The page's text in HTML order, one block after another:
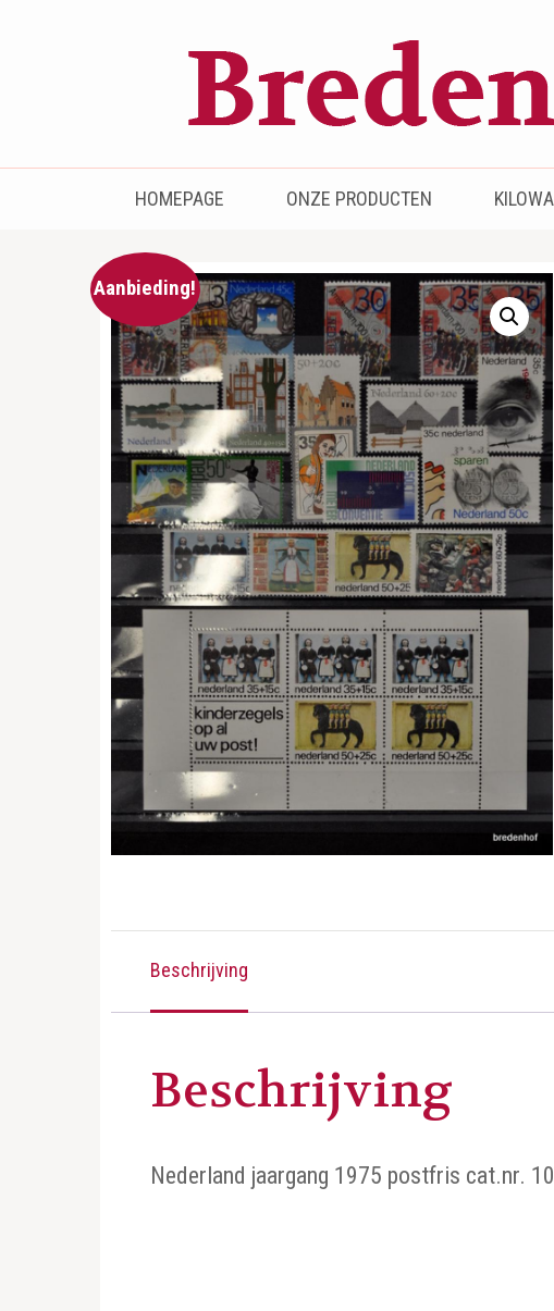
Bredenhof
Postzegels en munten
HOMEPAGE ONZE PRODUCTEN
Aanbieding!
Beschrijving
Beschrijving
Nederland jaargang 1975 postfris cat.nr.